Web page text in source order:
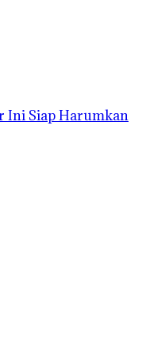
Ini Siap Harumkan